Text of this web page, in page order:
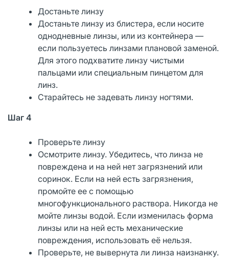
Достаньте линзу
Достаньте линзу из блистера, если носите
однодневные линзы, или из контейнера —
если пользуетесь линзами плановой заменой.
Для этого подхватите линзу чистыми
пальцами или специальным пинцетом для
линз.
Старайтесь не задевать линзу ногтями.
Шаг 4
Проверьте линзу
Осмотрите линзу. Убедитесь, что линза не
повреждена и на ней нет загрязнений или
соринок. Если на ней есть загрязнения,
промойте ее с помощью
многофункционального раствора. Никогда не
мойте линзы водой. Если изменилась форма
линзы или на ней есть механические
повреждения, использовать её нельзя.
Проверьте, не вывернута ли линза наизнанку.